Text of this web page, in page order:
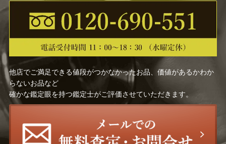
櫃田 伸也 上野 憲男
西村 計雄 谷口 和正
田中 阿喜良 遠藤 昭吾
疋田 正章
木下 孝則 金子 國義
他店でご満足できる値段がつかなかったお品、価値があるかわか
らないお品など
確かな鑑定眼を持つ鑑定士がご評価させていただきます。